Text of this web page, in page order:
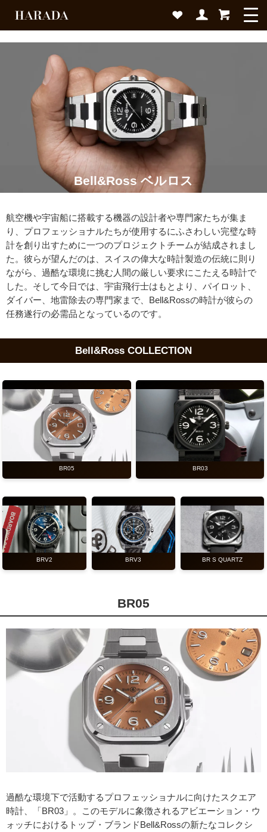
Bell&Ross ベルロス
航空機や宇宙船に搭載する機器の設計者や専門家たちが集ま
り、プロフェッショナルたちが使用するにふさわしい完璧な時
計を創り出すために一つのプロジェクトチームが結成されまし
た。彼らが望んだのは、スイスの偉大な時計製造の伝統に則り
ながら、過酷な環境に挑む人間の厳しい要求にこたえる時計で
した。そして今日では、宇宙飛行士はもとより、パイロット、
ダイバー、地雷除去の専門家まで、Bell&Rossの時計が彼らの
任務遂行の必需品となっているのです。
Bell&Ross COLLECTION
BR05 BR03
BRV2 BRV3 BR S QUARTZ
BR05
過酷な環境下で活動するプロフェッショナルに向けたスクエア
時計、「BR03」。このモデルに象徴されるアビエーション・ウ
ォッチにおけるトップ・ブランドBell&Rossの新たなコレクシ